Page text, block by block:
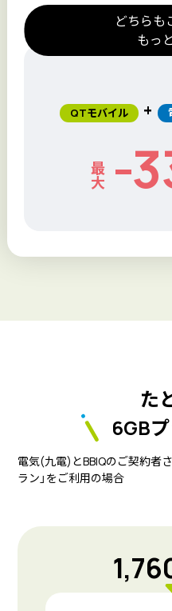
どちらも
もっ
QTモバイル +
最
大 -
た
6GB
電気(九電)とBBIQのご契約者
ラン」をご利用の場合